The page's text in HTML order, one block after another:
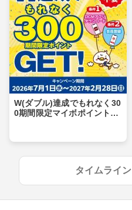
W(ダブル)達成でもれなく30
0期間限定マイボポイントG
タイムライ